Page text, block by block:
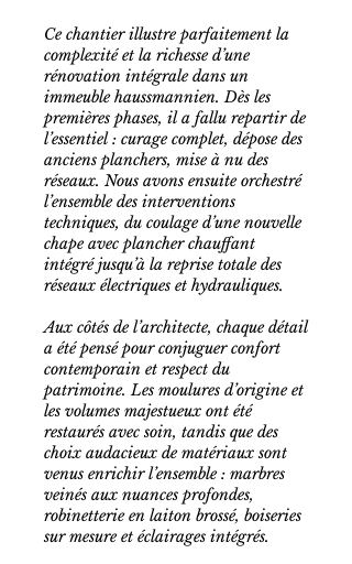
Ce chantier illustre parfaitement la
complexité et la richesse d’une
rénovation intégrale dans un
immeuble haussmannien. Dès les
premières phases, il a fallu repartir de
l’essentiel : curage complet, dépose des
anciens planchers, mise à nu des
réseaux. Nous avons ensuite orchestré
l’ensemble des interventions
techniques, du coulage d’une nouvelle
chape avec plancher chauffant
intégré jusqu’à la reprise totale des
réseaux électriques et hydrauliques.
Aux côtés de l’architecte, chaque détail
a été pensé pour conjuguer confort
contemporain et respect du
patrimoine. Les moulures d’origine et
les volumes majestueux ont été
restaurés avec soin, tandis que des
choix audacieux de matériaux sont
venus enrichir l’ensemble : marbres
veinés aux nuances profondes,
robinetterie en laiton brossé, boiseries
sur mesure et éclairages intégrés.